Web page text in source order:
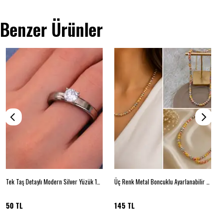
Benzer Ürünler
Tek Taş Detaylı Modern Silver Yüzük 19 BEDEN
50 TL
Üç Renk Metal Boncuklu Ayarlanabilir Kolye
145 TL